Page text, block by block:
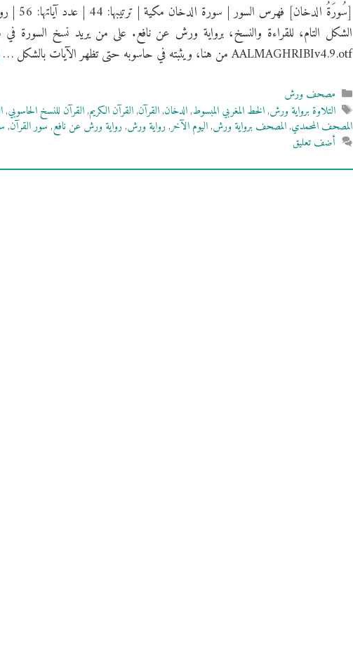
[سُورَةُ
الشكل التام، للقراءة والنسخ، برواية ورش عن نافع. على من يريد نسخ السورة
AALMAGHRIBIv4.9.otf من هنا، ويثبته في حاسوبه حتى تظهر الآيات بالشكل …
التصنيفات
مصحف ورش
الوسوم
التلاوة برواية ورش,الخط المغربي المبسوط,الدخان,القرآن,القرآن الكريم,القرآن للنسخ الحاسوبي,
المصحف المحمدي,المصحف برواية ورش,اليوم الآخر,رواية ورش,رواية ورش عن نافع,سور القرآن,
أضف تعليق